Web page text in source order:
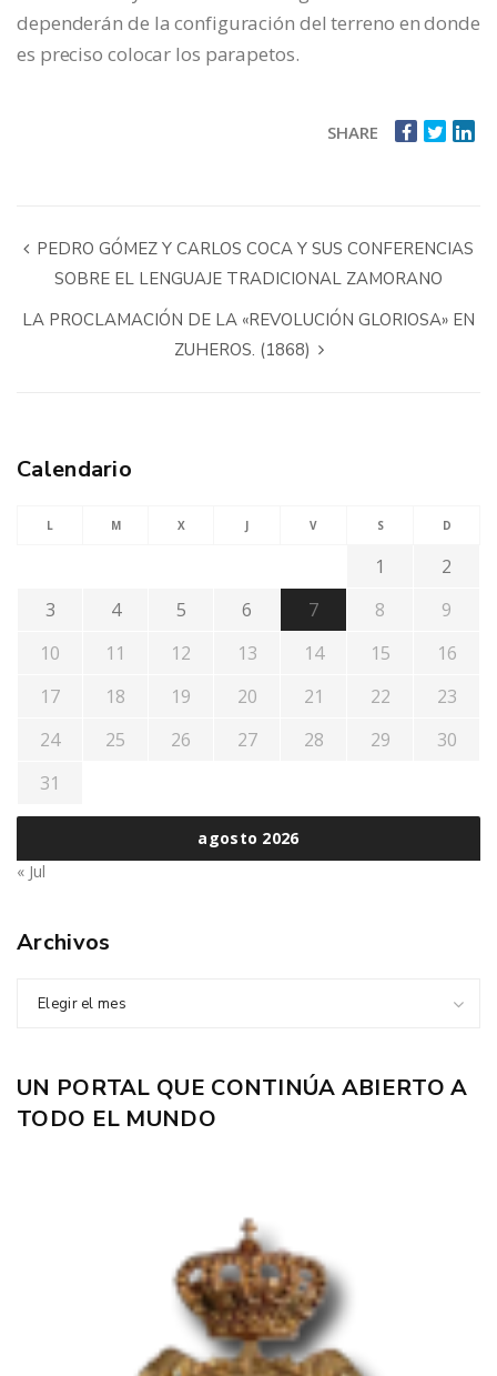
dependerán de la configuración del terreno en donde
es preciso colocar los parapetos.
SHARE
PEDRO GÓMEZ Y CARLOS COCA Y SUS CONFERENCIAS
SOBRE EL LENGUAJE TRADICIONAL ZAMORANO
LA PROCLAMACIÓN DE LA «REVOLUCIÓN GLORIOSA» EN
ZUHEROS. (1868)
Calendario
agosto 2026
L M X J V S D
1
2
3
4 5 6 7 8
9
10
11 12 13 14 15
16
17
18 19 20 21 22
23
24
25 26 27 28 29
30
31
« Jul
Archivos
Elegir el mes
UN PORTAL QUE CONTINÚA ABIERTO A
TODO EL MUNDO